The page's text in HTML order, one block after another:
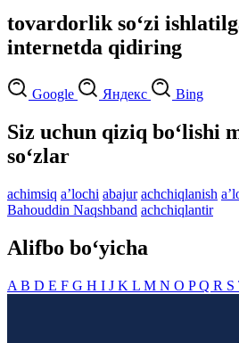
tovardorlik so‘zi
internetda qidiring
Google Яндекс Bing
Siz uchun qiziq bo‘lishi
so‘zlar
achimsiq aʼlochi abajur achchiqlanish
Bahouddin Naqshband achchiqlantir
Alifbo bo‘yicha
A B D E F G H I J K L M N O PQ R S